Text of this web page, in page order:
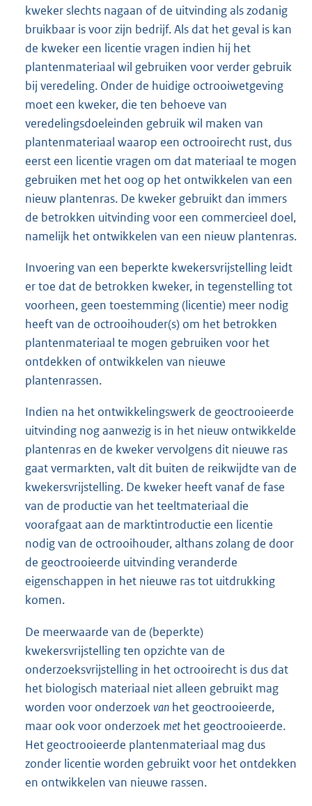
kweker slechts nagaan of de uitvinding als zodanig
bruikbaar is voor zijn bedrijf. Als dat het geval is kan
de kweker een licentie vragen indien hij het
plantenmateriaal wil gebruiken voor verder gebruik
bij veredeling. Onder de huidige octrooiwetgeving
moet een kweker, die ten behoeve van
veredelingsdoeleinden gebruik wil maken van
plantenmateriaal waarop een octrooirecht rust, dus
eerst een licentie vragen om dat materiaal te mogen
gebruiken met het oog op het ontwikkelen van een
nieuw plantenras. De kweker gebruikt dan immers
de betrokken uitvinding voor een commercieel doel,
namelijk het ontwikkelen van een nieuw plantenras.
Invoering van een beperkte kwekersvrijstelling leidt
er toe dat de betrokken kweker, in tegenstelling tot
voorheen, geen toestemming (licentie) meer nodig
heeft van de octrooihouder(s) om het betrokken
plantenmateriaal te mogen gebruiken voor het
ontdekken of ontwikkelen van nieuwe
plantenrassen.
Indien na het ontwikkelingswerk de geoctrooieerde
uitvinding nog aanwezig is in het nieuw ontwikkelde
plantenras en de kweker vervolgens dit nieuwe ras
gaat vermarkten, valt dit buiten de reikwijdte van de
kwekersvrijstelling. De kweker heeft vanaf de fase
van de productie van het teeltmateriaal die
voorafgaat aan de marktintroductie een licentie
nodig van de octrooihouder, althans zolang de door
de geoctrooieerde uitvinding veranderde
eigenschappen in het nieuwe ras tot uitdrukking
komen.
De meerwaarde van de (beperkte)
kwekersvrijstelling ten opzichte van de
onderzoeksvrijstelling in het octrooirecht is dus dat
het biologisch materiaal niet alleen gebruikt mag
worden voor onderzoekvan het geoctrooieerde,
maar ook voor onderzoek met het geoctrooieerde.
Het geoctrooieerde plantenmateriaal mag dus
zonder licentie worden gebruikt voor het ontdekken
en ontwikkelen van nieuwe rassen.